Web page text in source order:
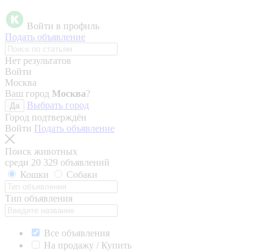
Войти в профиль
Подать объявление
Нет результатов
Войти
Москва
Ваш город Москва?
Да
Выбрать город
Город подтверждён
Войти Подать объявление
Поиск животных
среди 20 329 объявлений
Кошки
Собаки
Тип объявления
Все объявления
На продажу / Купить